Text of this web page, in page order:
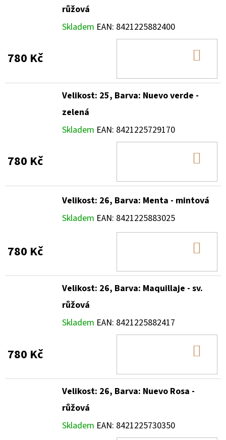
růžová
Skladem EAN: 8421225882400
780 Kč
Velikost: 25, Barva: Nuevo verde -
zelená
Skladem EAN: 8421225729170
780 Kč
Velikost: 26, Barva: Menta - mintová
Skladem EAN: 8421225883025
780 Kč
Velikost: 26, Barva: Maquillaje - sv.
růžová
Skladem EAN: 8421225882417
780 Kč
Velikost: 26, Barva: Nuevo Rosa -
růžová
Skladem EAN: 8421225730350